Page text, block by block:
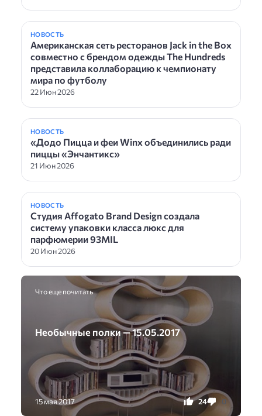
НОВОСТЬ
Американская сеть ресторанов Jack in the Box
совместно с брендом одежды The Hundreds
представила коллаборацию к чемпионату
мира по футболу
22 Июн 2026
НОВОСТЬ
«Додо Пицца и феи Winx объединились ради
пиццы «Энчантикс»
21 Июн 2026
НОВОСТЬ
Студия Affogato Brand Design создала
систему упаковки класса люкс для
парфюмерии 93MIL
20 Июн 2026
Что еще почитать
Необычные полки — 15.05.2017
15 мая 2017 24 0